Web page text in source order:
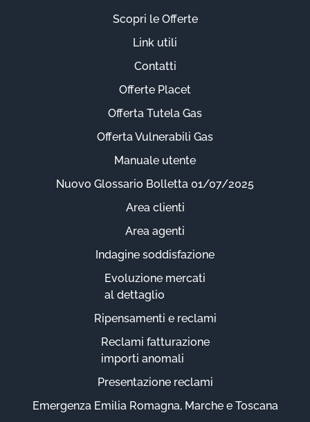
Scopri le Offerte
Link utili
Contatti
Offerte Placet
Offerta Tutela Gas
Offerta Vulnerabili Gas
Manuale utente
Nuovo Glossario Bolletta 01/07/2025
Area clienti
Area agenti
Indagine soddisfazione
Evoluzione mercati
al dettaglio
Ripensamenti e reclami
Reclami fatturazione
importi anomali
Presentazione reclami
Emergenza Emilia Romagna, Marche e Toscana